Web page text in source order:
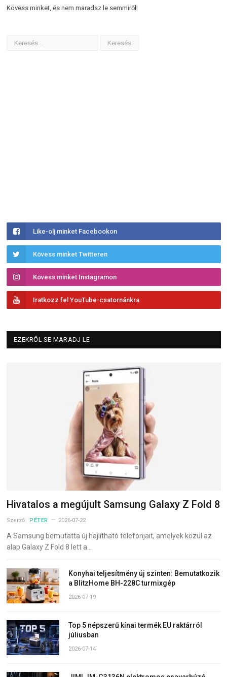
Kövess minket, és nem maradsz le semmiről!
Like-olj minket Facebookon
Kövess minket Twitteren
Kövess minket Instagramon
Iratkozz fel YouTube-csatornánkra
EZEKRŐL SE MARADJ LE
Hivatalos a megújult Samsung Galaxy Z Fold 8
Szerző: PÉTER 2026-07-22
A Samsung bemutatta új hajlítható telefonjait, amelyek közül az
alap Galaxy Z Fold 8 lett a…
Konyhai teljesítmény új szinten: Bemutatkozik
a BlitzHome BH-228C turmixgép
2026-07-19
Top 5 népszerű kínai termék EU raktárról
júliusban
2026-07-14